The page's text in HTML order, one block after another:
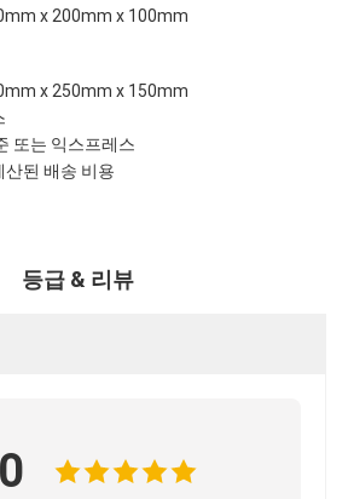
테이프
x 200mm x 100mm
x 250mm x 150mm
또는 익스프레스
산된 배송 비용
등급 & 리뷰